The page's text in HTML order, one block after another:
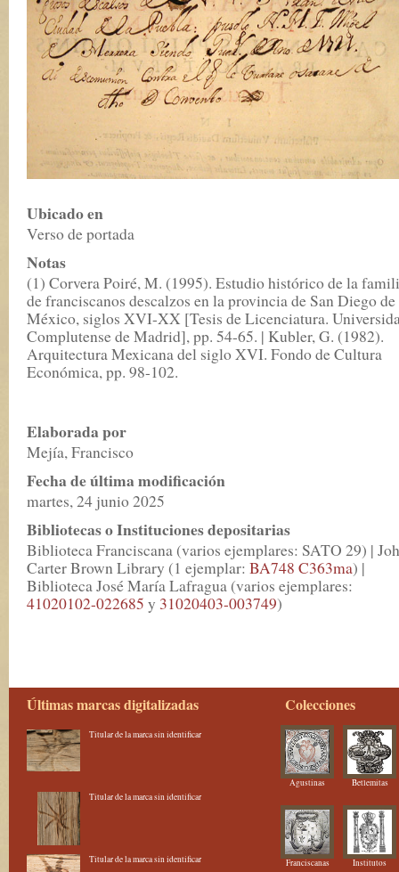
Ubicado en
Verso de portada
Notas
(1) Corvera Poiré, M. (1995). Estudio histórico de la
de franciscanos descalzos en la provincia de San Diego de
México, siglos XVI-XX [Tesis de Licenciatura.
Complutense de Madrid], pp. 54-65. | Kubler, G. (1982).
Arquitectura Mexicana del siglo XVI. Fondo de Cultura
Económica, pp. 98-102.
Elaborada por
Mejía, Francisco
Fecha de última modificación
martes, 24 junio 2025
Bibliotecas o Instituciones depositarias
Biblioteca Franciscana (varios ejemplares: SATO 29) |
Carter Brown Library (1 ejemplar: BA748 C363ma) |
Biblioteca José María Lafragua (varios ejemplares:
41020102-022685 y 31020403-003749)
Últimas marcas digitalizadas
Titular de la marca sin identificar
Titular de la marca sin identificar
Titular de la marca sin identificar
Colecciones
Agustinas Betlemitas
Franciscanas Institutos